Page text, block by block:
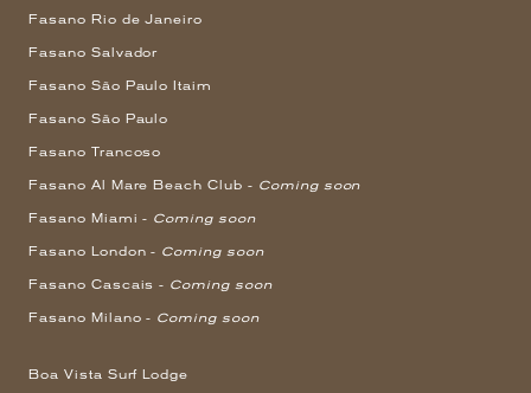
Fasano Rio de Janeiro
Fasano Salvador
Fasano São Paulo Itaim
Fasano São Paulo
Fasano Trancoso
Fasano Al Mare Beach Club - Coming soon
Fasano Miami - Coming soon
Fasano London - Coming soon
Fasano Cascais - Coming soon
Fasano Milano - Coming soon
Boa Vista Surf Lodge